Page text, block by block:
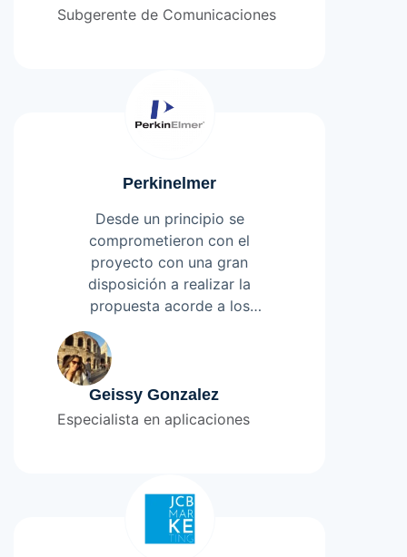
sitio web e Intranet.
Subgerente de Comunicaciones
Perkinelmer
Desde un principio se
comprometieron con el
proyecto con una gran
disposición a realizar la
propuesta acorde a los
requerimientos de la compañía
con el fin de dar un nuevo
enfoque de imagen. Objetivo
que fue logrado gracias a su
excelente trabajo y propuestas
producto propuesto por SGD y
aprobado por la compañía,
destaca su soporte técnico a
Leer más
Geissy Gonzalez
Especialista en aplicaciones